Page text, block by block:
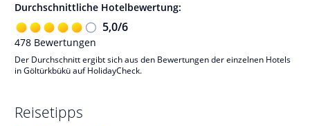
Durchschnittliche Hotelbewertung:
5,0/6
478 Bewertungen
Der Durchschnitt ergibt sich aus den Bewertungen der einzelnen Hotels
in Göltürkbükü auf HolidayCheck.
Reisetipps